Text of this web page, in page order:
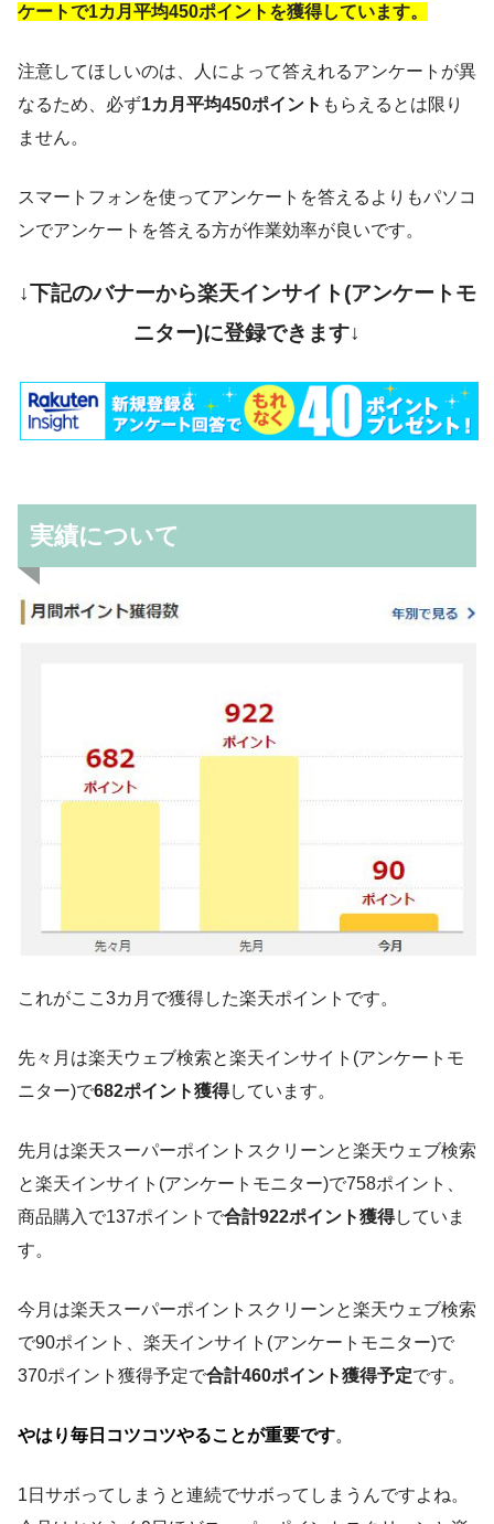
ケートで1カ月平均450ポイントを獲得しています。
注意してほしいのは、人によって答えれるアンケートが異
なるため、必ず1カ月平均450ポイント もらえるとは限り
ません。
スマートフォンを使ってアンケートを答えるよりもパソコ
ンでアンケートを答える方が作業効率が良いです。
↓下記のバナーから楽天インサイト(アンケートモ
ニター)に登録できます↓
実績について
これがここ3カ月で獲得した楽天ポイントです。
先々月は楽天ウェブ検索と楽天インサイト(アンケートモ
ニター)で682ポイント獲得しています。
先月は楽天スーパーポイントスクリーンと楽天ウェブ検索
と楽天インサイト(アンケートモニター)で758ポイント、
商品購入で137ポイントで合計922ポイント獲得していま
す。
今月は楽天スーパーポイントスクリーンと楽天ウェブ検索
で90ポイント、楽天インサイト(アンケートモニター)で
370ポイント獲得予定で合計460ポイント獲得予定です。
やはり毎日コツコツやることが重要です。
1日サボってしまうと連続でサボってしまうんですよね。